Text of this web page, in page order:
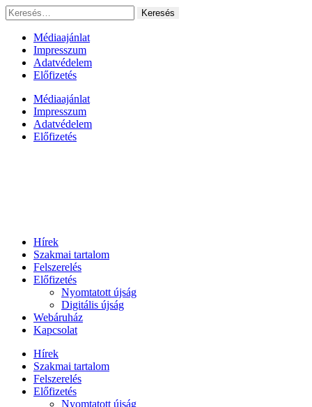
Ugrás
a
tartalomhoz
Keresés:
Médiaajánlat
Impresszum
Adatvédelem
Előfizetés
Médiaajánlat
Impresszum
Adatvédelem
Előfizetés
Hírek
Szakmai tartalom
Felszerelés
Előfizetés
Nyomtatott újság
Digitális újság
Webáruház
Kapcsolat
Hírek
Szakmai tartalom
Felszerelés
Előfizetés
Nyomtatott újság